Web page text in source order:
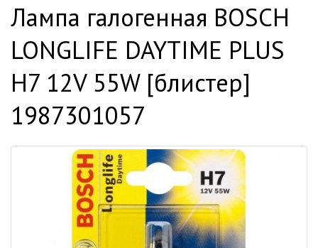
Лампа галогенная BOSCH
LONGLIFE DAYTIME PLUS
H7 12V 55W [блистер]
1987301057